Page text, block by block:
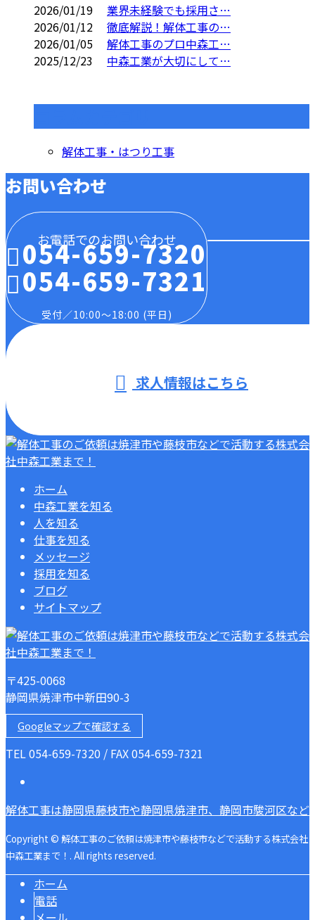
2026/01/19
業界未経験でも採用さ…
2026/01/12
徹底解説！解体工事の…
2026/01/05
解体工事のプロ中森工…
2025/12/23
中森工業が大切にして…
解体工事・はつり工事
お問い合わせ
お電話でのお問い合わせ
054-659-7320
054-659-7321
受付／10:00～18:00 (平日)
求人情報はこちら
ホーム
中森工業を知る
人を知る
仕事を知る
メッセージ
採用を知る
ブログ
サイトマップ
〒425-0068
静岡県焼津市中新田90-3
Googleマップで確認する
TEL 054-659-7320 / FAX 054-659-7321
解体工事は静岡県藤枝市や静岡県焼津市、静岡市駿河区な
Copyright © 解体工事のご依頼は焼津市や藤枝市などで活動する株式会社
中森工業まで！. All rights reserved.
ホーム
電話